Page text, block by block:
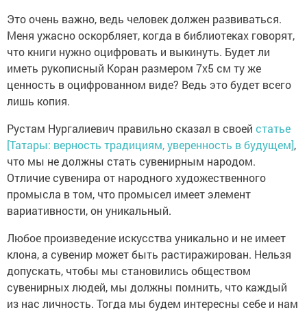
Это очень важно, ведь человек должен развиваться.
Меня ужасно оскорбляет, когда в библиотеках говорят,
что книги нужно оцифровать и выкинуть. Будет ли
иметь рукописный Коран размером 7х5 см ту же
ценность в оцифрованном виде? Ведь это будет всего
лишь копия.
Рустам Нургалиевич правильно сказал в своей статье
[Татары: верность традициям, уверенность в будущем],
что мы не должны стать сувенирным народом.
Отличие сувенира от народного художественного
промысла в том, что промысел имеет элемент
вариативности, он уникальный.
Любое произведение искусства уникально и не имеет
клона, а сувенир может быть растиражирован. Нельзя
допускать, чтобы мы становились обществом
сувенирных людей, мы должны помнить, что каждый
из нас личность. Тогда мы будем интересны себе и нам